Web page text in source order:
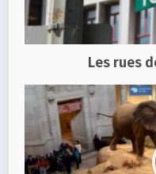
Les rues